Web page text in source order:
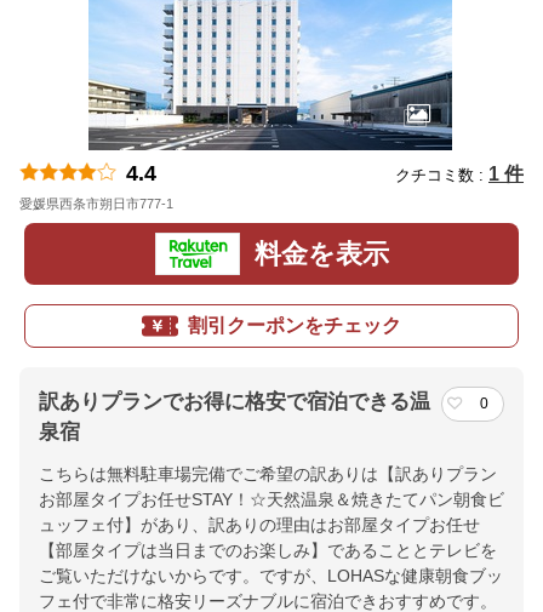
4.4 クチコミ数 : 1 件
愛媛県西条市朔日市777-1
料金を表示
割引クーポンをチェック
訳ありプランでお得に格安で宿泊できる温
泉宿
0
こちらは無料駐車場完備でご希望の訳ありは【訳ありプラン
お部屋タイプお任せSTAY！☆天然温泉＆焼きたてパン朝食ビ
ュッフェ付】があり、訳ありの理由はお部屋タイプお任せ
【部屋タイプは当日までのお楽しみ】であることとテレビを
ご覧いただけないからです。ですが、LOHASな健康朝食ブッ
フェ付で非常に格安リーズナブルに宿泊できおすすめです。